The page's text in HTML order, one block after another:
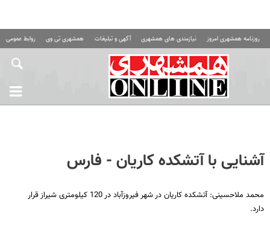
روزنامه همشهری امروز نیازمندی های همشهری آگهی و تبلیغات همشهری تی وی روابط عمومی
آشنایی با آتشکده کاریان - فارس
محمد ملاحسینی: آتشکده کاریان در شهر فیروزآباد در 120 کیلومتری شیراز قرار
دارد.